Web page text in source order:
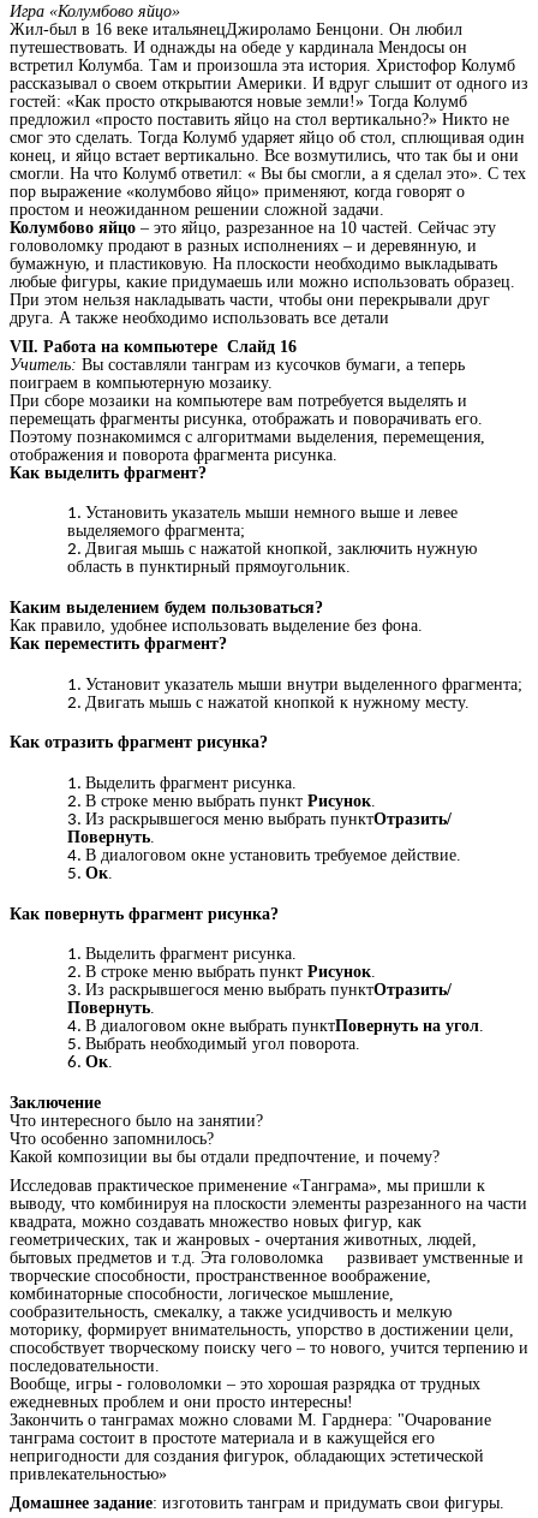
Игра «Колумбово яйцо»
Жил-был в 16 веке итальянецДжироламо Бенцони. Он любил
путешествовать. И однажды на обеде у кардинала Мендосы он
встретил Колумба. Там и произошла эта история. Христофор Колумб
рассказывал о своем открытии Америки. И вдруг слышит от одного из
гостей: «Как просто открываются новые земли!» Тогда Колумб
предложил «просто поставить яйцо на стол вертикально?» Никто не
смог это сделать. Тогда Колумб ударяет яйцо об стол, сплющивая один
конец, и яйцо встает вертикально. Все возмутились, что так бы и они
смогли. На что Колумб ответил: « Вы бы смогли, а я сделал это». С тех
пор выражение «колумбово яйцо» применяют, когда говорят о
простом и неожиданном решении сложной задачи.
Колумбово яйцо – это яйцо, разрезанное на 10 частей. Сейчас эту
головоломку продают в разных исполнениях – и деревянную, и
бумажную, и пластиковую. На плоскости необходимо выкладывать
любые фигуры, какие придумаешь или можно использовать образец.
При этом нельзя накладывать части, чтобы они перекрывали друг
друга. А также необходимо использовать все детали
VII. Работа на компьютере Слайд 16
Учитель: Вы составляли танграм из кусочков бумаги, а теперь
поиграем в компьютерную мозаику.
При сборе мозаики на компьютере вам потребуется выделять и
перемещать фрагменты рисунка, отображать и поворачивать его.
Поэтому познакомимся с алгоритмами выделения, перемещения,
отображения и поворота фрагмента рисунка.
Как выделить фрагмент?
Установить указатель мыши немного выше и левее
выделяемого фрагмента;
Двигая мышь с нажатой кнопкой, заключить нужную
область в пунктирный прямоугольник.
Каким выделением будем пользоваться?
Как правило, удобнее использовать выделение без фона.
Как переместить фрагмент?
Установит указатель мыши внутри выделенного фрагмента;
Двигать мышь с нажатой кнопкой к нужному месту.
Как отразить фрагмент рисунка?
Выделить фрагмент рисунка.
В строке меню выбрать пункт Рисунок.
Из раскрывшегося меню выбрать пунктОтразить/
Повернуть.
В диалоговом окне установить требуемое действие.
Ок.
Как повернуть фрагмент рисунка?
Выделить фрагмент рисунка.
В строке меню выбрать пункт Рисунок.
Из раскрывшегося меню выбрать пунктОтразить/
Повернуть.
В диалоговом окне выбрать пунктПовернуть на угол.
Выбрать необходимый угол поворота.
Ок.
Заключение
Что интересного было на занятии?
Что особенно запомнилось?
Какой композиции вы бы отдали предпочтение, и почему?
Исследовав практическое применение «Танграма», мы пришли к
выводу, что комбинируя на плоскости элементы разрезанного на части
квадрата, можно создавать множество новых фигур, как
геометрических, так и жанровых - очертания животных, людей,
бытовых предметов и т.д. Эта головоломка развивает умственные и
творческие способности, пространственное воображение,
комбинаторные способности, логическое мышление,
сообразительность, смекалку, а также усидчивость и мелкую
моторику, формирует внимательность, упорство в достижении цели,
способствует творческому поиску чего – то нового, учится терпению и
последовательности.
Вообще, игры - головоломки – это хорошая разрядка от трудных
ежедневных проблем и они просто интересны!
Закончить о танграмах можно словами М. Гарднера: "Очарование
танграма состоит в простоте материала и в кажущейся его
непригодности для создания фигурок, обладающих эстетической
привлекательностью»
Домашнее задание: изготовить танграм и придумать свои фигуры.